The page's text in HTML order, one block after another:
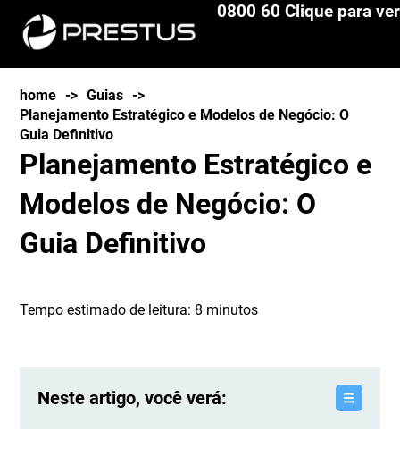
0800 60 Clique para ver
home -> Guias ->
Planejamento Estratégico e Modelos de Negócio: O
Guia Definitivo
Planejamento Estratégico e
Modelos de Negócio: O
Guia Definitivo
Tempo estimado de leitura: 8 minutos
Neste artigo, você verá: